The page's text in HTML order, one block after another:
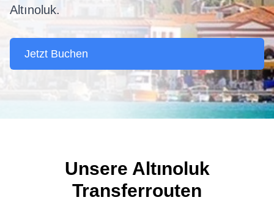
Altınoluk.
Jetzt Buchen
Unsere Altınoluk
Transferrouten